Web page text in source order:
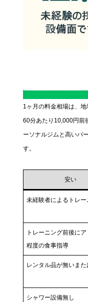
1ヶ月の料金相場は、
60分あたり10,000円前
ーソナルジムと高いパ
す。
安い
未経験者によるトレー
トレーニング前後に
程度の食事指導
レンタル品が無いまた
シャワー設備無し